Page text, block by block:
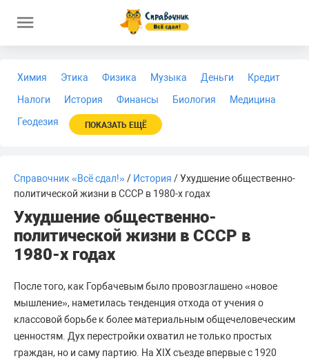
Химия Этика Физика Музыка Деньги
Кредит
Налоги
История Финансы Биология
Медицина
Геодезия
ПОКАЗАТЬ ЕЩЁ
Справочник «Всё сдал!»/ История / Ухудшение общественно-
политической жизни в СССР в 1980-х годах
Ухудшение общественно-
политической жизни в СССР в
1980-х годах
После того, как Горбачевым было провозглашено «новое
мышление», наметилась тенденция отхода от учения о
классовой борьбе к более материальным общечеловеческим
ценностям. Дух перестройки охватил не только простых
граждан, но и саму партию. На XIX съезде впервые с 1920